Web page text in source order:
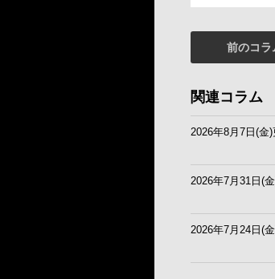
前のコラ
関連コラム
2026年8月7日(金
2026年7月31日(
2026年7月24日(